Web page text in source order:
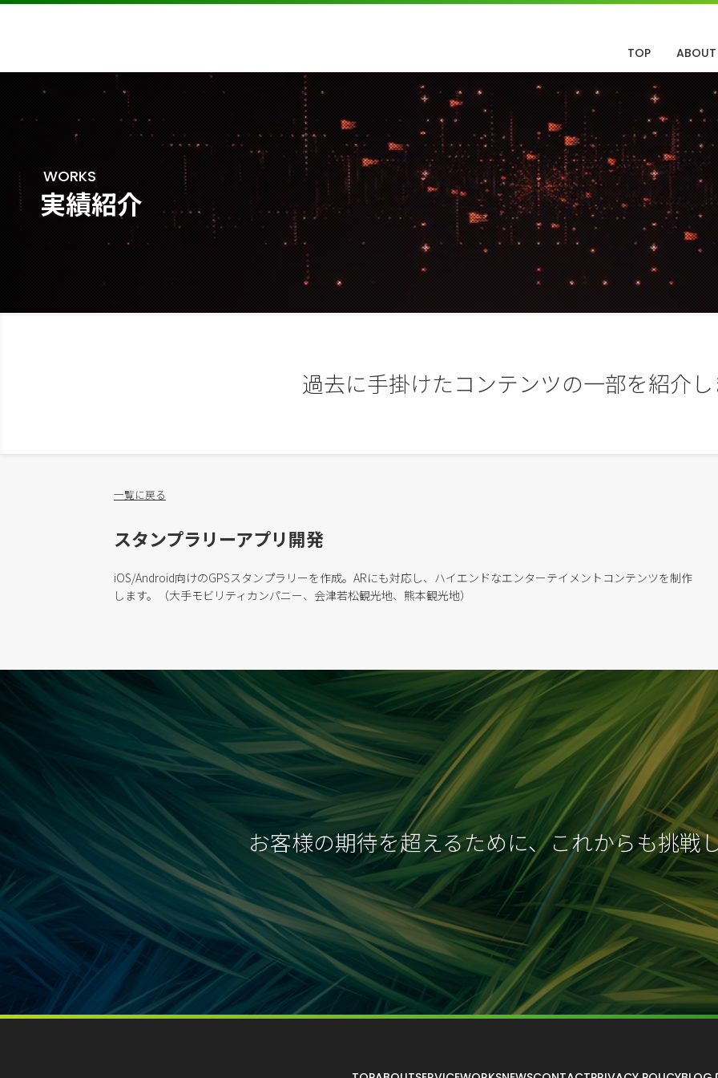
TOP ABOUT
WORKS
実績紹介
過去に手掛けたコンテンツの一部を紹介し
一覧に戻る
スタンプラリーアプリ開発
iOS/Android向けのGPSスタンプラリーを作成。ARにも対応し、ハイエンドなエンターテイメントコンテンツを制作
します。（大手モビリティカンパニー、会津若松観光地、熊本観光地）
お客様の期待を超えるために、これからも挑戦